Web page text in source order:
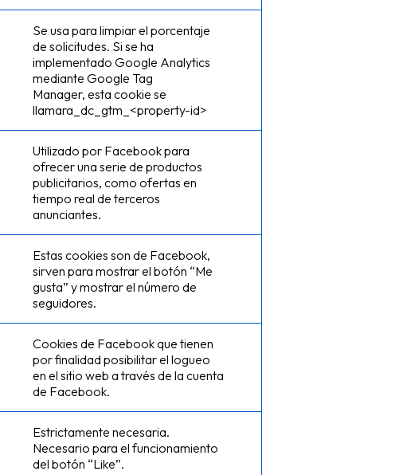
Se usa para limpiar el porcentaje
de solicitudes. Si se ha
implementado Google Analytics
mediante Google Tag
Manager, esta cookie se
llamara_dc_gtm_<property-id>
Utilizado por Facebook para
ofrecer una serie de productos
publicitarios, como ofertas en
tiempo real de terceros
anunciantes.
Estas cookies son de Facebook,
sirven para mostrar el botón “Me
gusta” y mostrar el número de
seguidores.
Cookies de Facebook que tienen
por finalidad posibilitar el logueo
en el sitio web a través de la cuenta
de Facebook.
Estrictamente necesaria.
Necesario para el funcionamiento
del botón “Like”.